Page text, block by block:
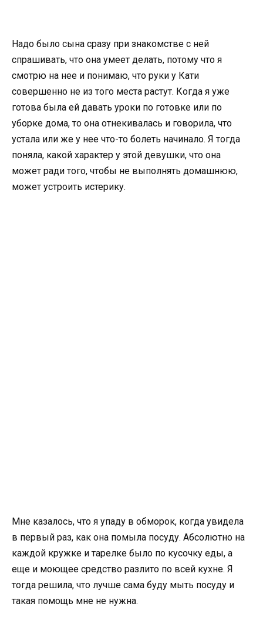
Надо было сына сразу при знакомстве с ней
спрашивать, что она умеет делать, потому что я
смотрю на нее и понимаю, что руки у Кати
совершенно не из того места растут. Когда я уже
готова была ей давать уроки по готовке или по
уборке дома, то она отнекивалась и говорила, что
устала или же у нее что-то болеть начинало. Я тогда
поняла, какой характер у этой девушки, что она
может ради того, чтобы не выполнять домашнюю,
может устроить истерику.
Мне казалось, что я упаду в обморок, когда увидела
в первый раз, как она помыла посуду. Абсолютно на
каждой кружке и тарелке было по кусочку еды, а
еще и моющее средство разлито по всей кухне. Я
тогда решила, что лучше сама буду мыть посуду и
такая помощь мне не нужна.